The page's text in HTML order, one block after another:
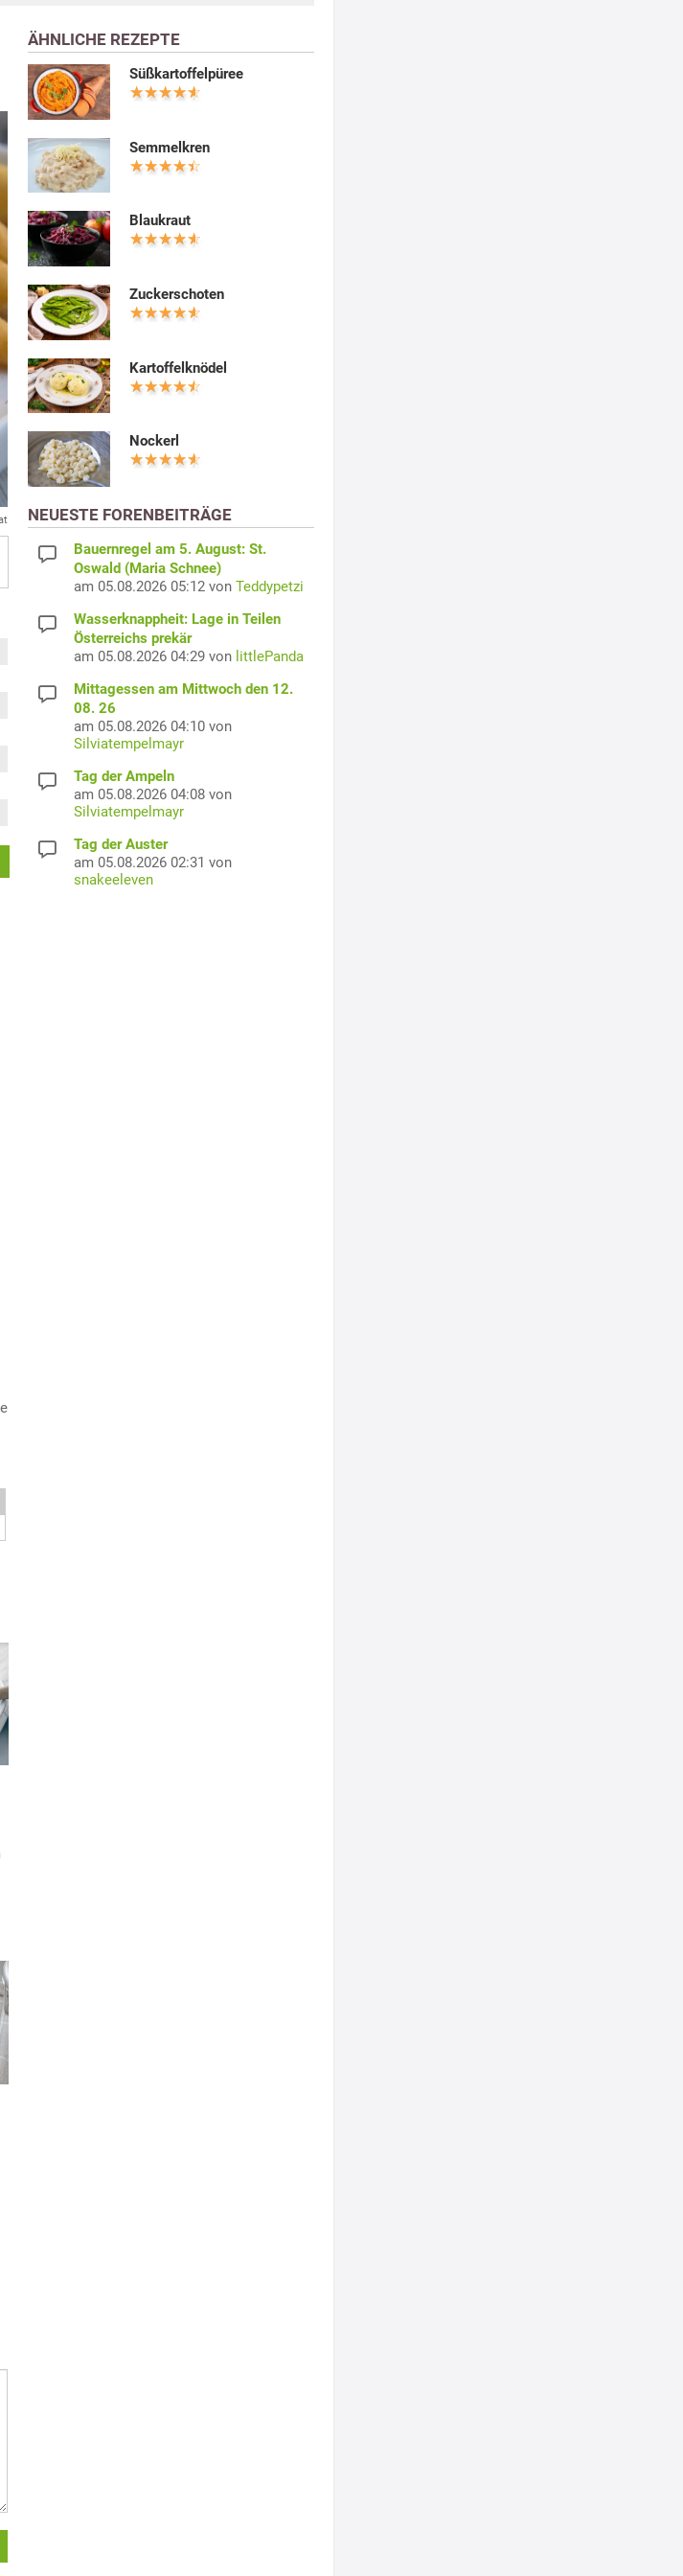
ÄHNLICHE REZEPTE
Süßkartoffelpüree
Semmelkren
Blaukraut
Zuckerschoten
Kartoffelknödel
Nockerl
NEUESTE FORENBEITRÄGE
Bauernregel am 5. August: St.
Oswald (Maria Schnee)
am 05.08.2026 05:12 von Teddypetzi
Wasserknappheit: Lage in Teilen
Österreichs prekär
am 05.08.2026 04:29 von littlePanda
Mittagessen am Mittwoch den 12.
08. 26
am 05.08.2026 04:10 von
Silviatempelmayr
Tag der Ampeln
am 05.08.2026 04:08 von
Silviatempelmayr
Tag der Auster
am 05.08.2026 02:31 von
snakeeleven